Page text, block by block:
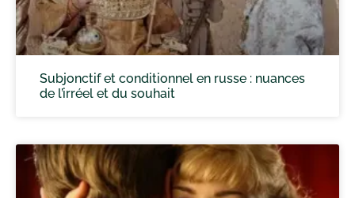
Subjonctif et conditionnel en russe : nuances
de l’irréel et du souhait